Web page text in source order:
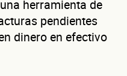
una herramienta de
pendientes
dinero en efectivo